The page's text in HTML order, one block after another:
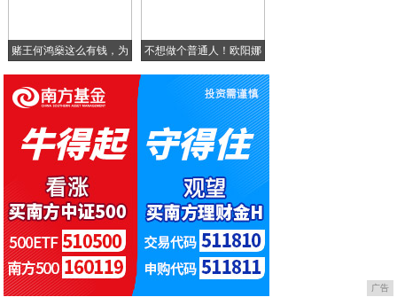
赌王何鸿燊这么有钱，为
不想做个普通人！欧阳娜
广告